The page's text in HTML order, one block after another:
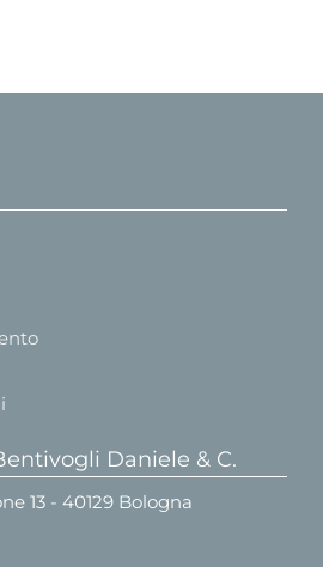
Daniele & C.
13 - 40129 Bologna